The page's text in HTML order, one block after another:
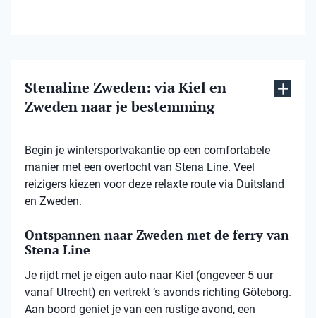
Stenaline Zweden: via Kiel en
Zweden naar je bestemming
Begin je wintersportvakantie op een comfortabele
manier met een overtocht van Stena Line. Veel
reizigers kiezen voor deze relaxte route via Duitsland
en Zweden.
Ontspannen naar Zweden met de ferry van
Stena Line
Je rijdt met je eigen auto naar Kiel (ongeveer 5 uur
vanaf Utrecht) en vertrekt ’s avonds richting Göteborg.
Aan boord geniet je van een rustige avond, een